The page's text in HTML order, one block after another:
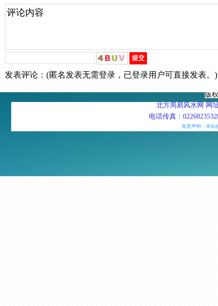
发表评论：(匿名发表无需登录，已登录用户可直接发表
版
北方周易风水网 网
电话传真：
免责声明：本站